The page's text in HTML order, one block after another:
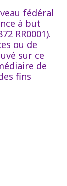
fédéral
à but
RR0001).
ou de
sur ce
de
fins